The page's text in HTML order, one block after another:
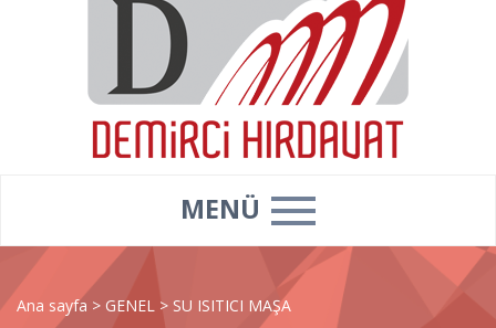
MENÜ
Ana sayfa > GENEL > SU ISITICI MAŞA